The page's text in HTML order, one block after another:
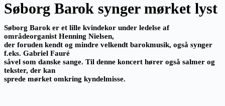
Søborg Barok synger mørket lyst
Søborg Barok er et lille kvindekor under ledelse af
områdeorganist Henning Nielsen,
der foruden kendt og mindre velkendt barokmusik, også synger
f.eks. Gabriel Fauré
såvel som danske sange. Til denne koncert hører også salmer og
tekster, der kan
sprede mørket omkring kyndelmisse.